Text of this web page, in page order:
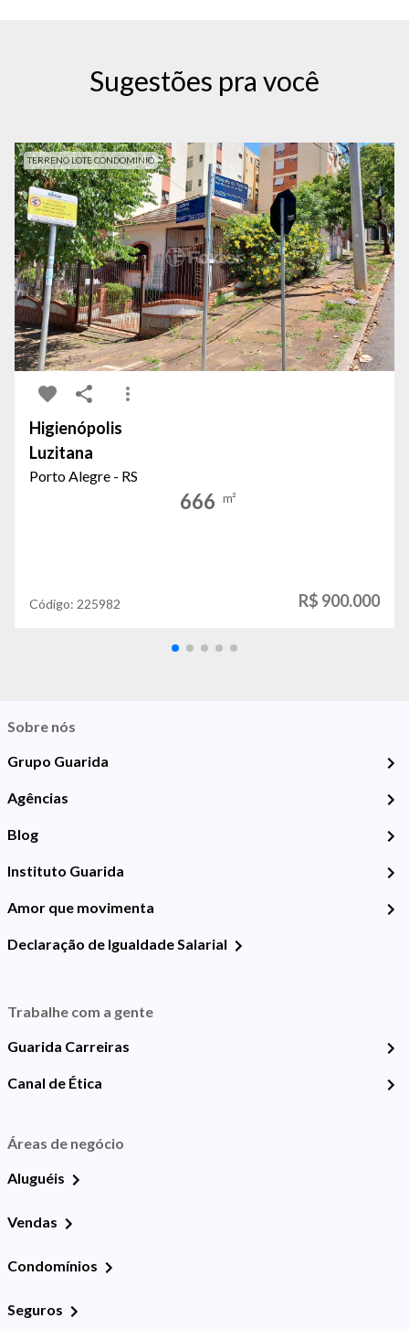
Sugestões pra você
TERRENO LOTE CONDOMINIO
Higienópolis
Luzitana
Porto Alegre - RS
666 m²
Código: 225982 R$ 900.000
Sobre nós
Grupo Guarida
Agências
Blog
Instituto Guarida
Amor que movimenta
Declaração de Igualdade Salarial
Trabalhe com a gente
Guarida Carreiras
Canal de Ética
Áreas de negócio
Aluguéis
Vendas
Condomínios
Seguros